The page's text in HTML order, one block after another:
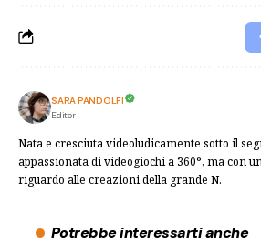
SARA PANDOLFI
Editor
Nata e cresciuta videoludicamente sotto il
appassionata di videogiochi a 360°, ma con
riguardo alle creazioni della grande N.
Potrebbe interessarti anche